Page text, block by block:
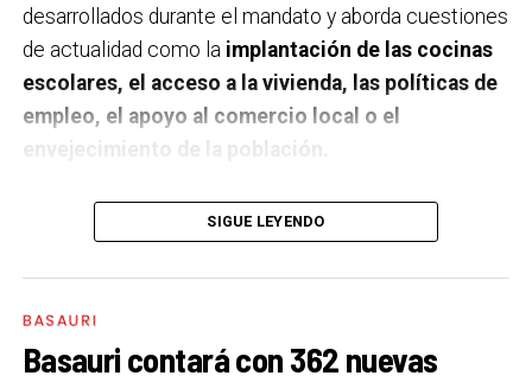
desarrollados durante el mandato y aborda cuestiones
de actualidad como la implantación de las cocinas
escolares, el acceso a la vivienda, las políticas de
empleo, el apoyo al comercio local o el
envejecimiento de la población.
A un año de acabar la legislatura, ¿qué balance
haces de la gestión del PSE en tus áreas dentro
del equipo de gobierno y qué proyectos
los gobiernos sirve para transformar y mejorar la vida
SIGUE LEYENDO
BASAURI
Basauri contará con 362 nuevas